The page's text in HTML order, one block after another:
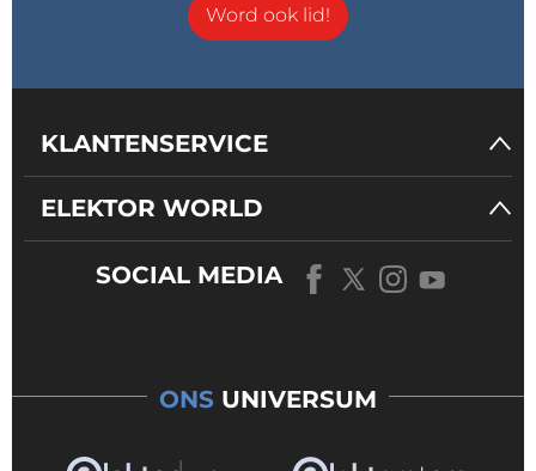
Word ook lid!
KLANTENSERVICE
ELEKTOR WORLD
SOCIAL MEDIA
ONS UNIVERSUM